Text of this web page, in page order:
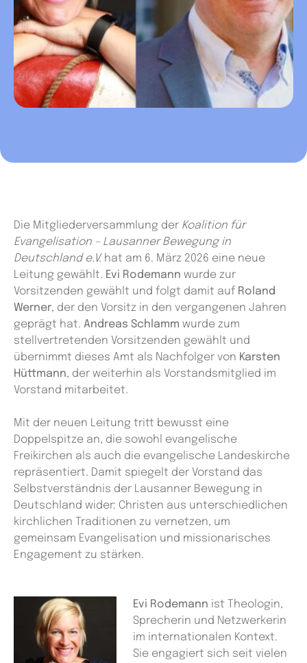
Die Mitgliederversammlung der Koalition für
Evangelisation – Lausanner Bewegung in
Deutschland e.V. hat am 6. März 2026 eine neue
Leitung gewählt. Evi Rodemann wurde zur
Vorsitzenden gewählt und folgt damit auf Roland
Werner, der den Vorsitz in den vergangenen Jahren
geprägt hat. Andreas Schlamm wurde zum
stellvertretenden Vorsitzenden gewählt und
übernimmt dieses Amt als Nachfolger von Karsten
Hüttmann, der weiterhin als Vorstandsmitglied im
Vorstand mitarbeitet.
Mit der neuen Leitung tritt bewusst eine
Doppelspitze an, die sowohl evangelische
Freikirchen als auch die evangelische Landeskirche
repräsentiert. Damit spiegelt der Vorstand das
Selbstverständnis der Lausanner Bewegung in
Deutschland wider: Christen aus unterschiedlichen
kirchlichen Traditionen zu vernetzen, um
gemeinsam Evangelisation und missionarisches
Engagement zu stärken.
Evi Rodemann ist Theologin,
Sprecherin und Netzwerkerin
im internationalen Kontext.
Sie engagiert sich seit vielen